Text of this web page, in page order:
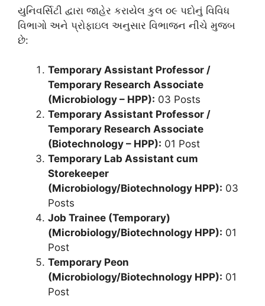
યુનિવર્સિટી દ્વારા જાહેર કરાયેલ કુલ ૦૯ પદોનું વિવિધ
વિભાગો અને પ્રોફાઇલ અનુસાર વિભાજન નીચે મુજબ
છે:
Temporary Assistant Professor /
Temporary Research Associate
(Microbiology – HPP): 03 Posts
Temporary Assistant Professor /
Temporary Research Associate
(Biotechnology – HPP): 01 Post
Temporary Lab Assistant cum
Storekeeper
(Microbiology/Biotechnology HPP): 03
Posts
Job Trainee (Temporary)
(Microbiology/Biotechnology HPP): 01
Post
Temporary Peon
(Microbiology/Biotechnology HPP): 01
Post